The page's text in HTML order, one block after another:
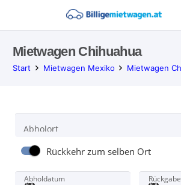
Mietwagen Chihuahua
Start Mietwagen Mexiko Mietwagen
Abholort
Rückkehr zum selben Ort
Abholdatum